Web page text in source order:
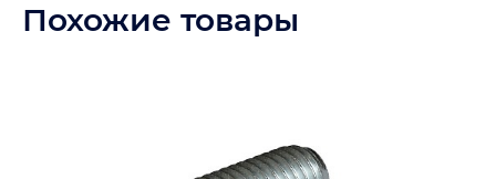
Похожие товары